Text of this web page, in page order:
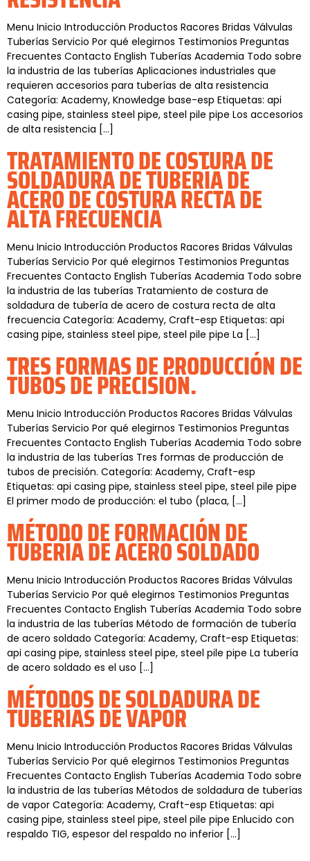
Menu Inicio Introducción Productos Racores Bridas Válvulas
Tuberías Servicio Por qué elegirnos Testimonios Preguntas
Frecuentes Contacto English Tuberías Academia Todo sobre
la industria de las tuberías Aplicaciones industriales que
requieren accesorios para tuberías de alta resistencia
Categoría: Academy, Knowledge base-esp Etiquetas: api
casing pipe, stainless steel pipe, steel pile pipe Los accesorios
de alta resistencia […]
TRATAMIENTO DE COSTURA DE
SOLDADURA DE TUBERÍA DE
ACERO DE COSTURA RECTA DE
ALTA FRECUENCIA
Menu Inicio Introducción Productos Racores Bridas Válvulas
Tuberías Servicio Por qué elegirnos Testimonios Preguntas
Frecuentes Contacto English Tuberías Academia Todo sobre
la industria de las tuberías Tratamiento de costura de
soldadura de tubería de acero de costura recta de alta
frecuencia Categoría: Academy, Craft-esp Etiquetas: api
casing pipe, stainless steel pipe, steel pile pipe La […]
TRES FORMAS DE PRODUCCIÓN DE
TUBOS DE PRECISIÓN.
Menu Inicio Introducción Productos Racores Bridas Válvulas
Tuberías Servicio Por qué elegirnos Testimonios Preguntas
Frecuentes Contacto English Tuberías Academia Todo sobre
la industria de las tuberías Tres formas de producción de
tubos de precisión. Categoría: Academy, Craft-esp
Etiquetas: api casing pipe, stainless steel pipe, steel pile pipe
El primer modo de producción: el tubo (placa, […]
MÉTODO DE FORMACIÓN DE
TUBERÍA DE ACERO SOLDADO
Menu Inicio Introducción Productos Racores Bridas Válvulas
Tuberías Servicio Por qué elegirnos Testimonios Preguntas
Frecuentes Contacto English Tuberías Academia Todo sobre
la industria de las tuberías Método de formación de tubería
de acero soldado Categoría: Academy, Craft-esp Etiquetas:
api casing pipe, stainless steel pipe, steel pile pipe La tubería
de acero soldado es el uso […]
MÉTODOS DE SOLDADURA DE
TUBERÍAS DE VAPOR
Menu Inicio Introducción Productos Racores Bridas Válvulas
Tuberías Servicio Por qué elegirnos Testimonios Preguntas
Frecuentes Contacto English Tuberías Academia Todo sobre
la industria de las tuberías Métodos de soldadura de tuberías
de vapor Categoría: Academy, Craft-esp Etiquetas: api
casing pipe, stainless steel pipe, steel pile pipe Enlucido con
respaldo TIG, espesor del respaldo no inferior […]